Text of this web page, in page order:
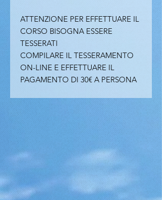
ATTENZIONE PER EFFETTUARE IL
CORSO BISOGNA ESSERE
TESSERATI
COMPILARE IL TESSERAMENTO
ON-LINE E EFFETTUARE IL
PAGAMENTO DI 30€ A PERSONA